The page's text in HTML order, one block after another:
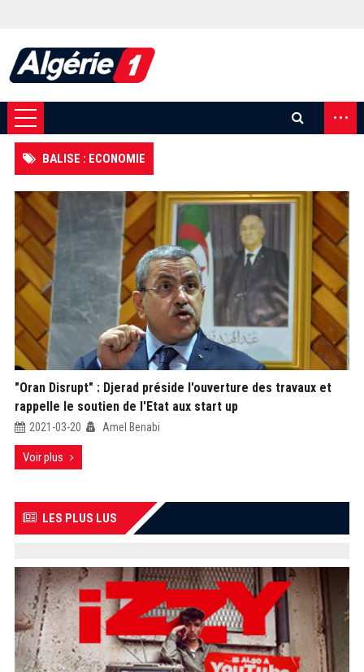
...
BALISE : ECONOMIE
"Oran Disrupt" : Djerad préside l'ouverture des travaux et
rappelle le soutien de l'Etat aux start up
2021-03-20 Amel Benabi
Voir plus
LES PLUS LUS